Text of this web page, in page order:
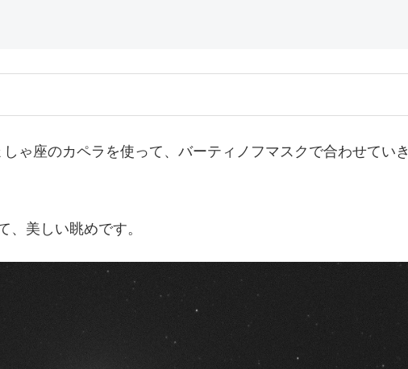
ゃ座のカペラを使って、バーティノフマスクで合わせていき
、美しい眺めです。